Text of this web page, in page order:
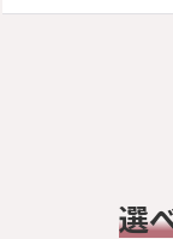
選